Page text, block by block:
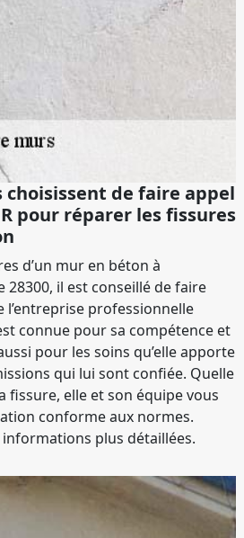
de faire appel
pour réparer les fissures
d’un mur en béton à
28300, il est conseillé de faire
l’entreprise professionnelle
connue pour sa compétence et
pour les soins qu’elle apporte
qui lui sont confiée. Quelle
fissure, elle et son équipe vous
conforme aux normes.
plus détaillées.